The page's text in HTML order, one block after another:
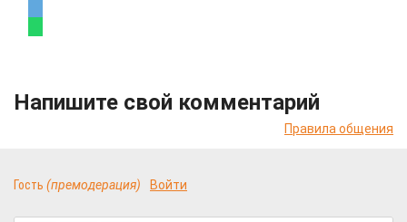
Напишите свой комментарий
Правила общения
Гость (премодерация) Войти